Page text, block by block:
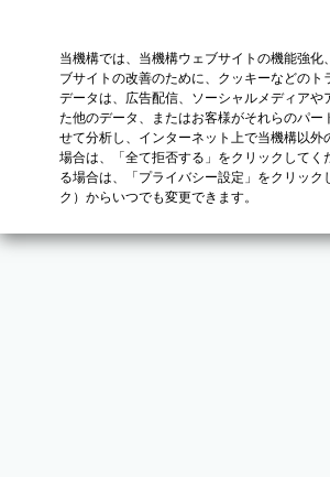
当機構では、当機構ウェブサイトの機能強
ブサイトの改善のために、クッキーなどの
データは、広告配信、ソーシャルメディア
た他のデータ、またはお客様がそれらのパ
せて分析し、インターネット上で当機構以
場合は、「全て拒否する」をクリックして
る場合は、「プライバシー設定」をクリッ
ク）からいつでも変更できます。